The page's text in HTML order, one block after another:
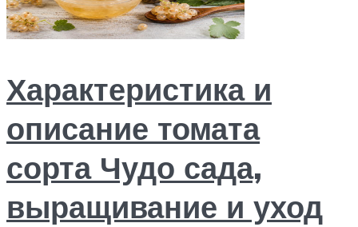
Характеристика и
описание томата
сорта Чудо сада,
выращивание и уход